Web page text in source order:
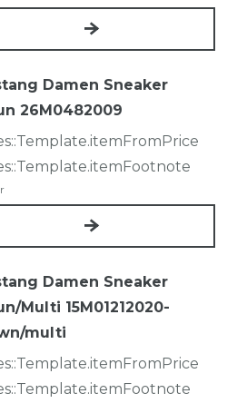
Damen Sneaker
26M0482009
Damen Sneaker
Multi 15M01212020-
multi